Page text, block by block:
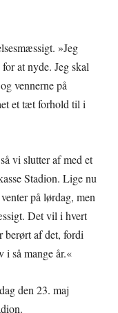
»Jeg
at nyde. Jeg skal
vennerne på
et tæt forhold til i
vi slutter af med et
Stadion. Lige nu
på lørdag, men
Det vil i hvert
berørt af det, fordi
så mange år.«
den 23. maj